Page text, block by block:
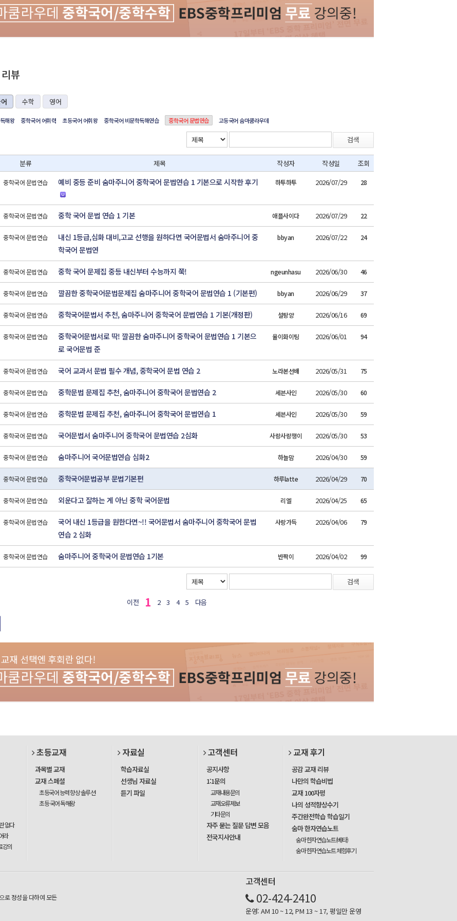
뷰
수학 영어
해왕 중학국어 어휘력 초등국어 어휘왕 중학국어 비문학독해연습 중학국어 문법연습 고등국어 숨마쿰라우데
검색
분류 제목 작성자 작성일 조회
중학국어 문법연습 예비 중등 준비 숨마주니어 중학국어 문법연습 1 기본으로 시작한 후기 하투하투 2026/07/29 28
중학국어 문법연습 중학 국어 문법 연습 1 기본 애플사이다 2026/07/29 22
중학국어 문법연습
내신 1등급,심화 대비,고교 선행을 원하다면 국어문법서 숨마주니어 중
학국어 문법연
bbyan 2026/07/22 24
중학국어 문법연습 중학 국어 문제집 중등 내신부터 수능까지 쭉! ngeunhasu 2026/06/30 46
중학국어 문법연습 깔끔한 중학국어문법문제집 숨마주니어 중학국어 문법연습 1 (기본편) bbyan 2026/06/29 37
중학국어 문법연습 중학국어문법서 추천, 숨마주니어 중학국어 문법연습 1 기본(개정판) 설탕양 2026/06/16 69
중학국어 문법연습
중학국어문법서로 딱! 깔끔한 숨마주니어 중학국어 문법연습 1 기본으
로 국어문법 준
율이화이팅 2026/06/01 94
중학국어 문법연습 국어 교과서 문법 필수 개념, 중학국어 문법 연습 2 노라본선배 2026/05/31 75
중학국어 문법연습 중학문법 문제집 추천, 숨마주니어 중학국어 문법연습 2 세븐사인 2026/05/30 60
중학국어 문법연습 중학문법 문제집 추천, 숨마주니어 중학국어 문법연습 1 세븐사인 2026/05/30 59
중학국어 문법연습 국어문법서 숨마주니어 중학국어 문법연습 2심화 사랑사랑쟁이 2026/05/30 53
중학국어 문법연습 숨마주니어 국어문법연습 심화2 하늘맘 2026/04/30 59
중학국어 문법연습 중학국어문법공부 문법기본편 하루latte 2026/04/29 70
중학국어 문법연습 외운다고 잘하는 게 아닌 중학 국어문법 리엘 2026/04/25 65
중학국어 문법연습
국어 내신 1등급을 원한다면~!! 국어문법서 숨마주니어 중학국어 문법
연습 2 심화
사랑가득 2026/04/06 79
중학국어 문법연습 숨마주니어 중학국어 문법연습 1기본 반짝이 2026/04/02 99
검색
이전 1 2 3 4 5 다음
없다
라
강의
초등교재
과목별 교재
교재 스페셜
초등국어 능력 향상 솔루션
초등 국어 독해왕
자료실
학습자료실
선생님 자료실
듣기 파일
고객센터
공지사항
1:1문의
교재내용문의
교재오류제보
기타문의
자주 묻는 질문 답변 모음
전국지사안내
교재 후기
공감 교재 리뷰
나만의 학습비법
교재 100자평
나의 성적향상수기
주간완전학습 학습일기
숨마 한자연습노트
숨마 한자연습노트(베타)
숨마 한자연습노트 체험후기
로 정성을 다하여 모든
고객센터
02-424-2410
운영: AM 10 ~ 12, PM 13 ~ 17, 평일만 운영